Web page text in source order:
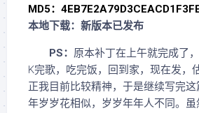
MD5：
本地下载：新版本已发布
PS： 原本补丁在上午就完成了
K完歌，吃完饭，回到家，现在发，
正我目前比较精神，于是继续写完这
年岁岁花相似，岁岁年年人不同。